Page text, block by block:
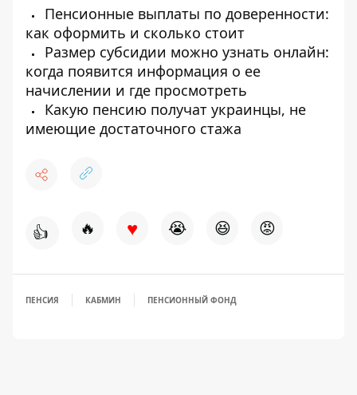
Пенсионные выплаты по доверенности:
как оформить и сколько стоит
Размер субсидии можно узнать онлайн:
когда появится информация о ее
начислении и где просмотреть
Какую пенсию получат украинцы, не
имеющие достаточного стажа
👍 🔥 ♥ 😭 😆 😡
ПЕНСИЯ КАБМИН ПЕНСИОННЫЙ ФОНД